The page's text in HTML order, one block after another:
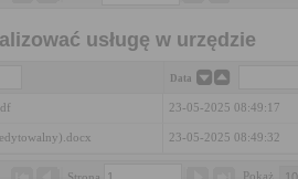
usługę w urzędzie
Data
23-05-2025 08:49:17
23-05-2025 08:49:32
Pokaż